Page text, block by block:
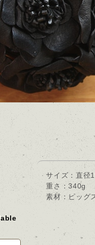
サイズ：直径
重さ：340g
素材：ピッグ